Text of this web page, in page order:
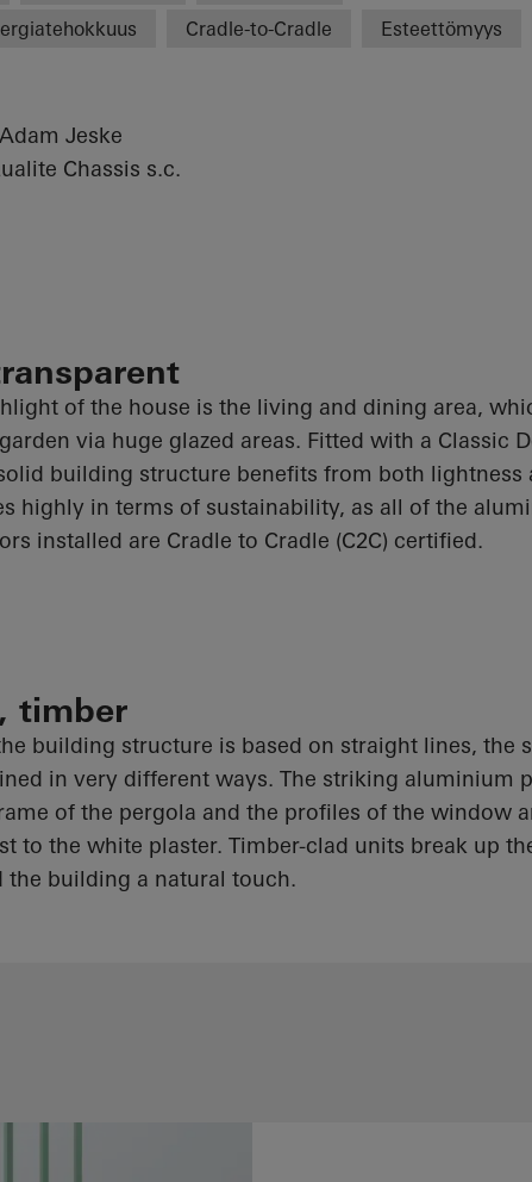
Cradle-to-Cradle Esteettömyys
Jeske
Chassis s.c.
of the house is the living and dining area,
via huge glazed areas. Fitted with a Classic
building structure benefits from both lightness
highly in terms of sustainability, as all of the
installed are Cradle to Cradle (C2C) certified.
timber
building structure is based on straight lines, the
in very different ways. The striking aluminium
of the pergola and the profiles of the window
to the white plaster. Timber-clad units break up
the building a natural touch.